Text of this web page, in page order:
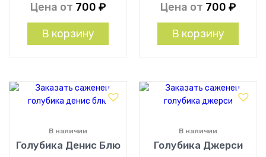
Цена от 700 ₽
В корзину
Цена от 700 ₽
В корзину
Голубика Денис Блю
В наличии
Голубика Джерси
В наличии